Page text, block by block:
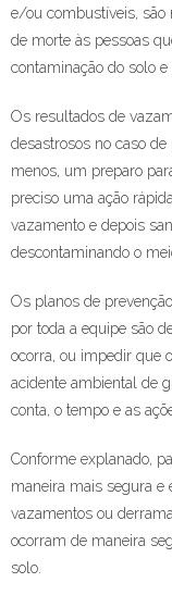
e/ou combustíveis, são
de morte às pessoas
contaminação do solo e
Os resultados de
desastrosos no caso
menos, um preparo
preciso uma ação
vazamento e depois
descontaminando o
Os planos de
por toda a equipe são
ocorra, ou impedir que
acidente ambiental de
conta, o tempo e as
Conforme explanado,
maneira mais segura e
vazamentos ou
ocorram de maneira
solo.